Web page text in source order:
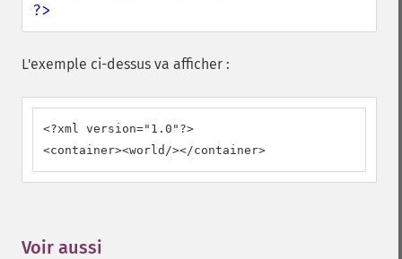
?>
L'exemple ci-dessus va afficher :
<?xml version="1.0"?>
<container><world/></container>
Voir aussi